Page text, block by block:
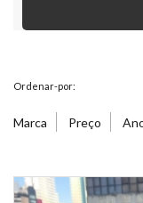
Ordenar-por:
Marca Preço